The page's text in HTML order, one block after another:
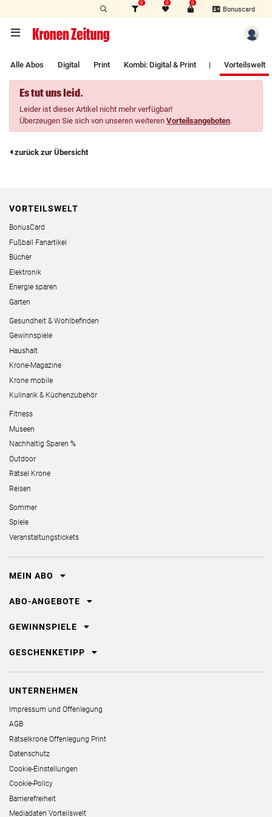
0 0 0
Bonuscard
Alle Abos Digital Print Kombi: Digital & Print | Vorteilswelt
Es tut uns leid.
Leider ist dieser Artikel nicht mehr verfügbar!
Überzeugen Sie sich von unseren weiteren Vorteilsangeboten.
zurück zur Übersicht
VORTEILSWELT
BonusCard
Fußball Fanartikel
Bücher
Elektronik
Energie sparen
Garten
Gesundheit & Wohlbefinden
Gewinnspiele
Haushalt
Krone-Magazine
Krone mobile
Kulinarik & Küchenzubehör
Fitness
Museen
Nachhaltig Sparen %
Outdoor
Rätsel Krone
Reisen
Sommer
Spiele
Veranstaltungstickets
MEIN ABO
ABO-ANGEBOTE
GEWINNSPIELE
GESCHENKETIPP
UNTERNEHMEN
Impressum und Offenlegung
AGB
Rätselkrone Offenlegung Print
Datenschutz
Cookie-Einstellungen
Cookie-Policy
Barrierefreiheit
Mediadaten Vorteilswelt